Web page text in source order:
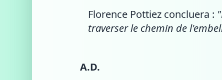
Florence Pottiez concluera :
traverser le chemin de
A.D.